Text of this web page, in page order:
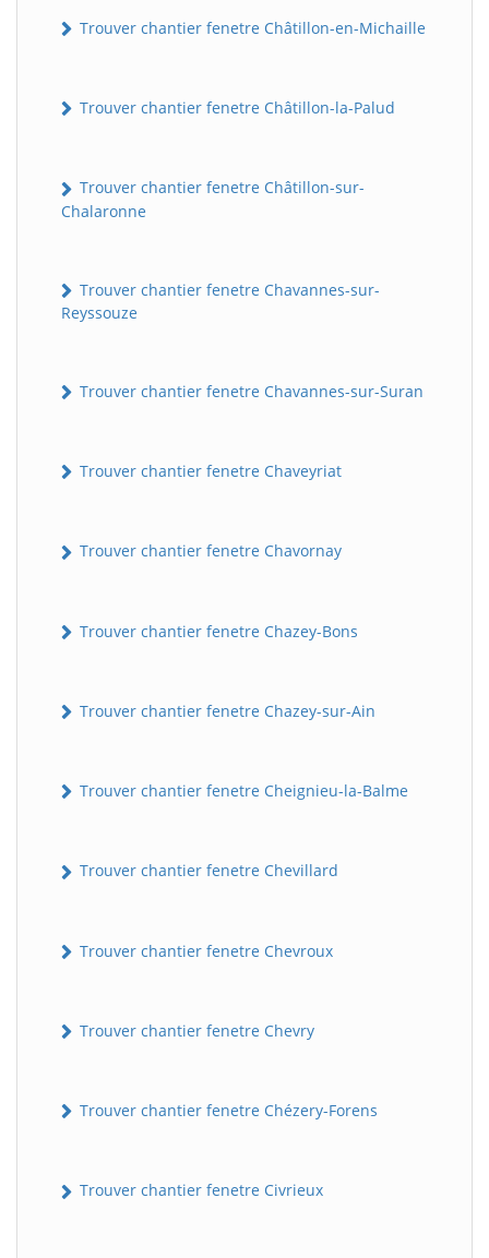
Trouver chantier fenetre Châtillon-en-Michaille
Trouver chantier fenetre Châtillon-la-Palud
Trouver chantier fenetre Châtillon-sur-
Chalaronne
Trouver chantier fenetre Chavannes-sur-
Reyssouze
Trouver chantier fenetre Chavannes-sur-Suran
Trouver chantier fenetre Chaveyriat
Trouver chantier fenetre Chavornay
Trouver chantier fenetre Chazey-Bons
Trouver chantier fenetre Chazey-sur-Ain
Trouver chantier fenetre Cheignieu-la-Balme
Trouver chantier fenetre Chevillard
Trouver chantier fenetre Chevroux
Trouver chantier fenetre Chevry
Trouver chantier fenetre Chézery-Forens
Trouver chantier fenetre Civrieux